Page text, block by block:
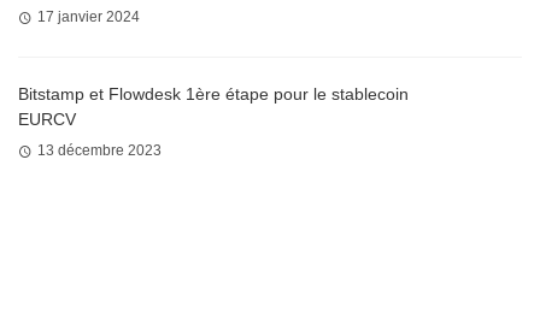
17 janvier 2024
Bitstamp et Flowdesk 1ère étape pour le stablecoin
EURCV
13 décembre 2023